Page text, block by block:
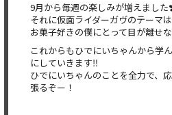
9月から毎週の楽しみが増えました
それに仮面ライダーガヴのテーマ
お菓子好きの僕にとって目が離せ
これからもひでにいちゃんから学
にしていきます‼️
ひでにいちゃんのことを全力で、
張るぞー！